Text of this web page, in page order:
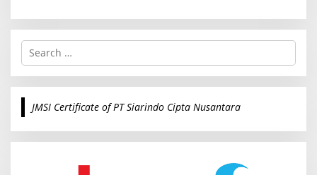
S
r
c
o
JMSI Certificate of PT Siarindo Cipta Nusantara